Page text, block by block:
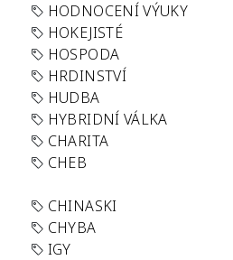
HODNOCENÍ VÝUKY
HOKEJISTÉ
HOSPODA
HRDINSTVÍ
HUDBA
HYBRIDNÍ VÁLKA
CHARITA
CHEB
CHINASKI
CHYBA
IGY